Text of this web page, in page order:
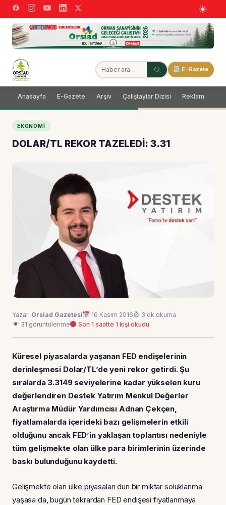
E-Gazete
Anasayfa E-Gazete Arşiv Çalıştaylar Dizisi Reklam
EKONOMI
DOLAR/TL REKOR TAZELEDİ: 3.31
Yazar: Orsiad Gazetesi 16 Kasım 2016
3 dk okuma
31 görüntülenme
Son 1 saatte 1 kişi okudu
Küresel piyasalarda yaşanan FED endişelerinin
derinleşmesi Dolar/TL’de yeni rekor getirdi. Şu
sıralarda 3.3149 seviyelerine kadar yükselen kuru
değerlendiren Destek Yatırım Menkul Değerler
Araştırma Müdür Yardımcısı Adnan Çekçen,
fiyatlamalarda içerideki bazı gelişmelerin etkili
olduğunu ancak FED’in yaklaşan toplantısı nedeniyle
tüm gelişmekte olan ülke para birimlerinin üzerinde
baskı bulunduğunu kaydetti.
Gelişmekte olan ülke piyasaları dün bir miktar soluklanma
yaşasa da, bugün tekrardan FED endişesi fiyatlanmaya